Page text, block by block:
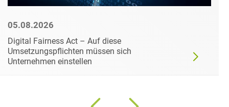
05.08.2026
Digital Fairness Act – Auf diese
Umsetzungspflichten müssen sich
Unternehmen einstellen